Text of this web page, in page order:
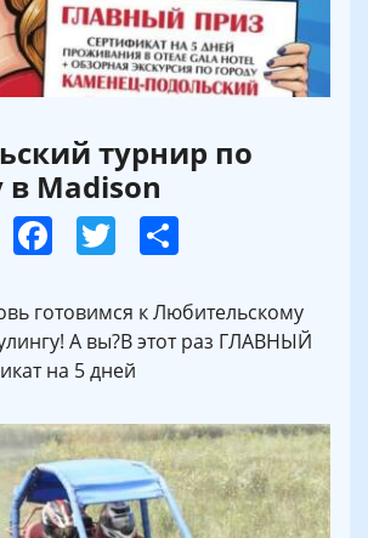
турнир по
в Madison
готовимся к Любительскому
А вы?В этот раз ГЛАВНЫЙ
на 5 дней